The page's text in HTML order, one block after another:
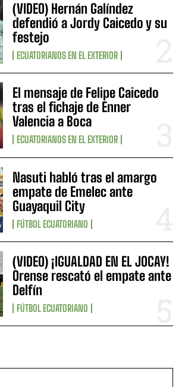
(VIDEO) Hernán Galíndez
defendió a Jordy Caicedo y su
festejo
ECUATORIANOS EN EL EXTERIOR
El mensaje de Felipe Caicedo
tras el fichaje de Enner
Valencia a Boca
ECUATORIANOS EN EL EXTERIOR
Nasuti habló tras el amargo
empate de Emelec ante
Guayaquil City
FÚTBOL ECUATORIANO
(VIDEO) ¡IGUALDAD EN EL JOCAY!
Orense rescató el empate ante
Delfín
FÚTBOL ECUATORIANO